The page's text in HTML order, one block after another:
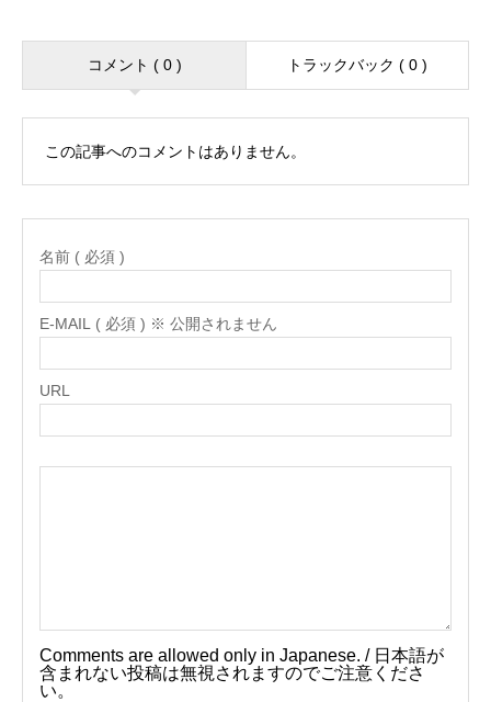
コメント ( 0 ) トラックバック ( 0 )
この記事へのコメントはありません。
名前 ( 必須 )
E-MAIL ( 必須 ) ※ 公開されません
URL
Comments are allowed only in Japanese. / 日本語が
含まれない投稿は無視されますのでご注意くださ
い。